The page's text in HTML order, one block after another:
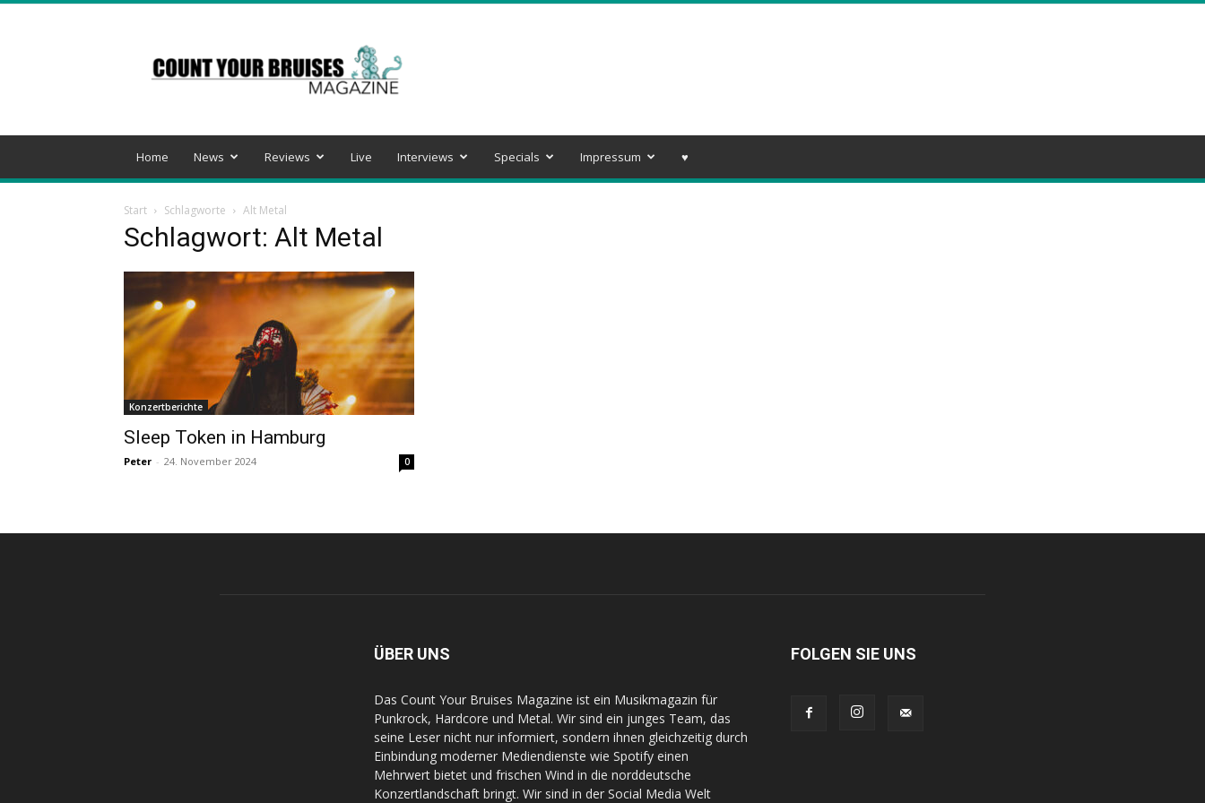
Your
Bruises
Magazine
Home News Reviews Live Interviews Specials Impressum ♥️
Start Schlagworte Alt Metal
Schlagwort: Alt Metal
Konzertberichte
Sleep Token in Hamburg
Peter - 24. November 2024 0
ÜBER UNS
Das Count Your Bruises Magazine ist ein Musikmagazin für
Punkrock, Hardcore und Metal. Wir sind ein junges Team, das
seine Leser nicht nur informiert, sondern ihnen gleichzeitig durch
Einbindung moderner Mediendienste wie Spotify einen
Mehrwert bietet und frischen Wind in die norddeutsche
Konzertlandschaft bringt. Wir sind in der Social Media Welt
FOLGEN SIE UNS